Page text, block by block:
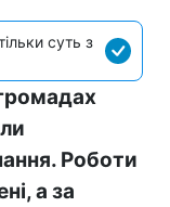
суть з
Роботи
а за